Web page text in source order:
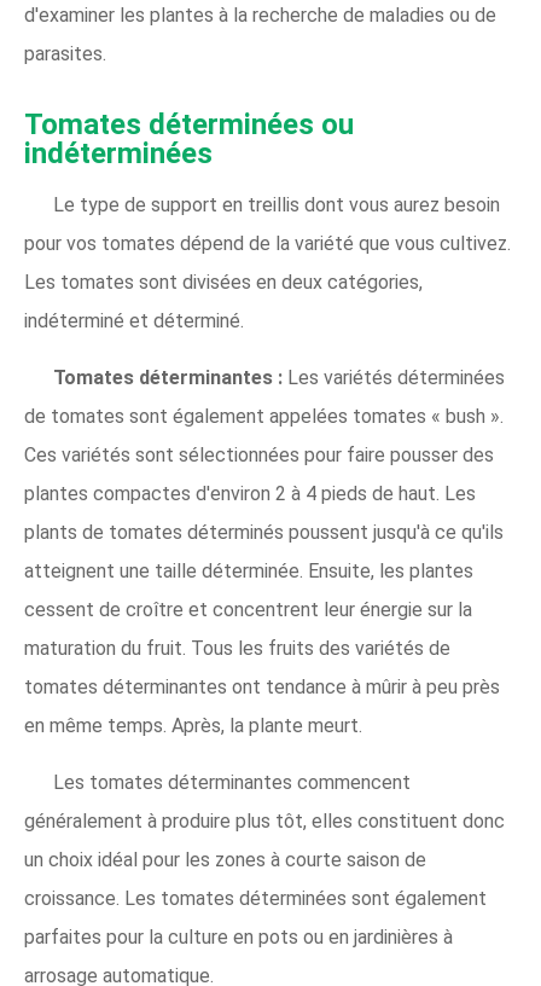
d'examiner les plantes à la recherche de maladies ou de
parasites.
Tomates déterminées ou
indéterminées
Le type de support en treillis dont vous aurez besoin
pour vos tomates dépend de la variété que vous cultivez.
Les tomates sont divisées en deux catégories,
indéterminé et déterminé.
Tomates déterminantes : Les variétés déterminées
de tomates sont également appelées tomates « bush ».
Ces variétés sont sélectionnées pour faire pousser des
plantes compactes d'environ 2 à 4 pieds de haut. Les
plants de tomates déterminés poussent jusqu'à ce qu'ils
atteignent une taille déterminée. Ensuite, les plantes
cessent de croître et concentrent leur énergie sur la
maturation du fruit. Tous les fruits des variétés de
tomates déterminantes ont tendance à mûrir à peu près
en même temps. Après, la plante meurt.
Les tomates déterminantes commencent
généralement à produire plus tôt, elles constituent donc
un choix idéal pour les zones à courte saison de
croissance. Les tomates déterminées sont également
parfaites pour la culture en pots ou en jardinières à
arrosage automatique.